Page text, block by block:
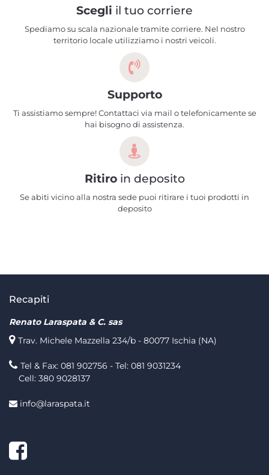
Scegli il tuo corriere
Spediamo su scala nazionale tramite corriere. Nel nostro
territorio locale utilizziamo i nostri veicoli.
Supporto
Ti assistiamo sempre! Contattaci via mail o telefonicamente se
hai bisogno di assistenza.
Ritiroin deposito
Se abiti vicino alla nostra sede puoi ritirare i tuoi prodotti in
deposito
Recapiti
Renato Laraspata & C. sas
Trav. Michele Mazzella 234/b - 80077 Ischia (NA)
Tel & Fax: 081 902756 - Tel: 081 9031234
Cell: 380 9028137
info@laraspata.it
Facebook